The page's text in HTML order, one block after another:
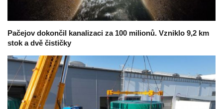
Pačejov dokončil kanalizaci za 100 milionů. Vzniklo 9,2 km
stok a dvě čističky